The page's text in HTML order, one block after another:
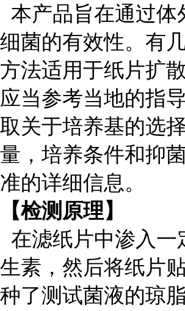
本产品旨在通过体
细菌的有效性。有
方法适用于纸片扩
应当参考当地的指
取关于培养基的选
量，培养条件和抑
准的详细信息。
【检测原理】
在滤纸片中渗入一
生素，然后将纸片
种了测试菌液的琼